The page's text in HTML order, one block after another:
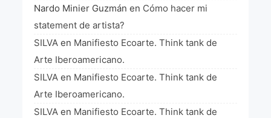
Nardo Minier Guzmán en Cómo hacer mi
statement de artista?
SILVA en Manifiesto Ecoarte. Think tank de
Arte Iberoamericano.
SILVA en Manifiesto Ecoarte. Think tank de
Arte Iberoamericano.
SILVA en Manifiesto Ecoarte. Think tank de